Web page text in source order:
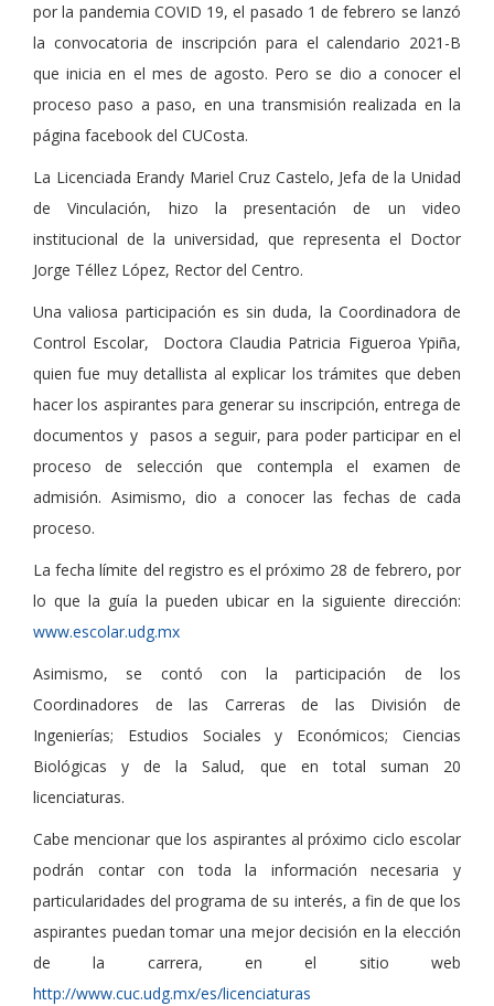
por la pandemia COVID 19, el pasado 1 de febrero se lanzó
la convocatoria de inscripción para el calendario 2021-B
que inicia en el mes de agosto. Pero se dio a conocer el
proceso paso a paso, en una transmisión realizada en la
página facebook del CUCosta.
La Licenciada Erandy Mariel Cruz Castelo, Jefa de la Unidad
de Vinculación, hizo la presentación de un video
institucional de la universidad, que representa el Doctor
Jorge Téllez López, Rector del Centro.
Una valiosa participación es sin duda, la Coordinadora de
Control Escolar, Doctora Claudia Patricia Figueroa Ypiña,
quien fue muy detallista al explicar los trámites que deben
hacer los aspirantes para generar su inscripción, entrega de
documentos y pasos a seguir, para poder participar en el
proceso de selección que contempla el examen de
admisión. Asimismo, dio a conocer las fechas de cada
proceso.
La fecha límite del registro es el próximo 28 de febrero, por
lo que la guía la pueden ubicar en la siguiente dirección:
www.escolar.udg.mx
Asimismo, se contó con la participación de los
Coordinadores de las Carreras de las División de
Ingenierías; Estudios Sociales y Económicos; Ciencias
Biológicas y de la Salud, que en total suman 20
licenciaturas.
Cabe mencionar que los aspirantes al próximo ciclo escolar
podrán contar con toda la información necesaria y
particularidades del programa de su interés, a fin de que los
aspirantes puedan tomar una mejor decisión en la elección
de la carrera, en el sitio web
http://www.cuc.udg.mx/es/licenciaturas